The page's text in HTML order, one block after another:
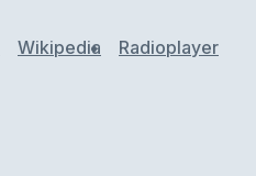
Wikipedia Radioplayer